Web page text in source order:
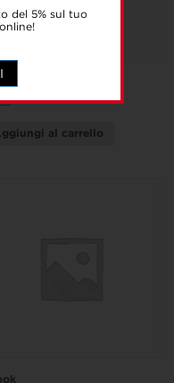
del 5% sul tuo
e Brezani
€
al carrello